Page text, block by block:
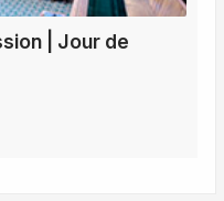
| Jour de